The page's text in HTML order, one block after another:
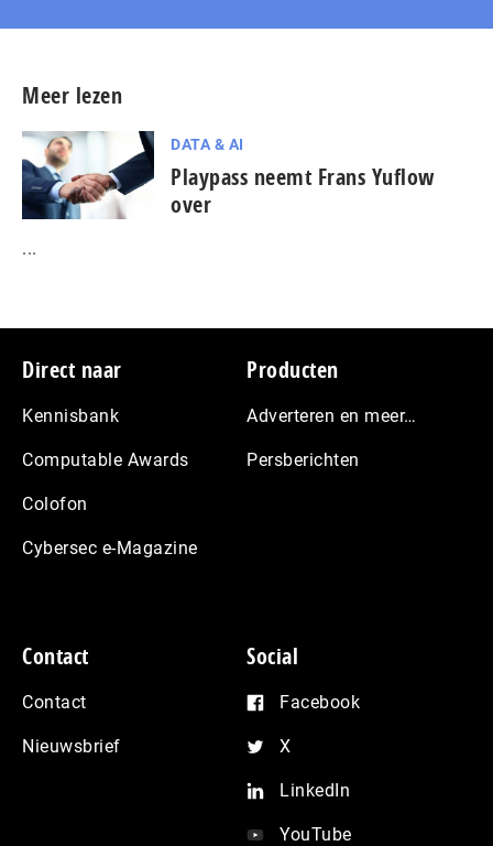
Meer lezen
DATA & AI
Playpass neemt Frans Yuflow
over
...
Footer
Direct naar
Kennisbank
Computable Awards
Colofon
Cybersec e-Magazine
Producten
Adverteren en meer…
Persberichten
Contact
Contact
Nieuwsbrief
Social
Facebook
X
LinkedIn
YouTube